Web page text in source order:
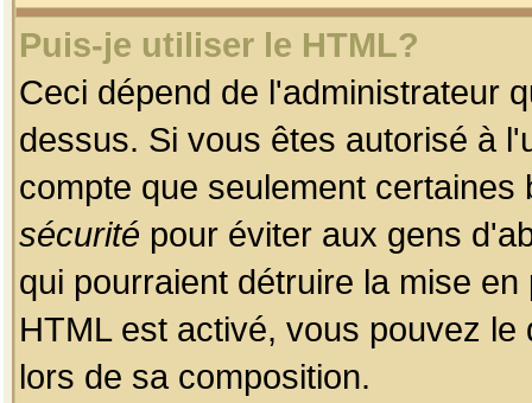
Puis-je utiliser le HTML?
Ceci dépend de l'administrateur
dessus. Si vous êtes autorisé à
compte que seulement
sécurité pour éviter aux gens
qui pourraient détruire la mise
HTML est activé, vous pouvez
lors de sa composition.